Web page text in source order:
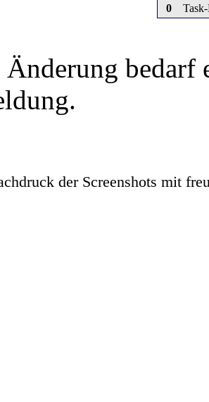
0
Änderung bedarf
der Screenshots mit